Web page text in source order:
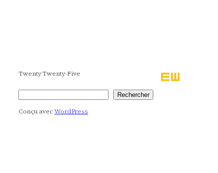
Twenty Twenty-Five
Rechercher Rechercher
Conçu avecWordPress